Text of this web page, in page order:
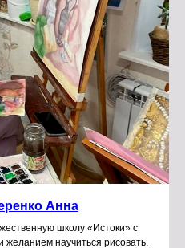
Анна
школу «Истоки» с
научиться рисовать.